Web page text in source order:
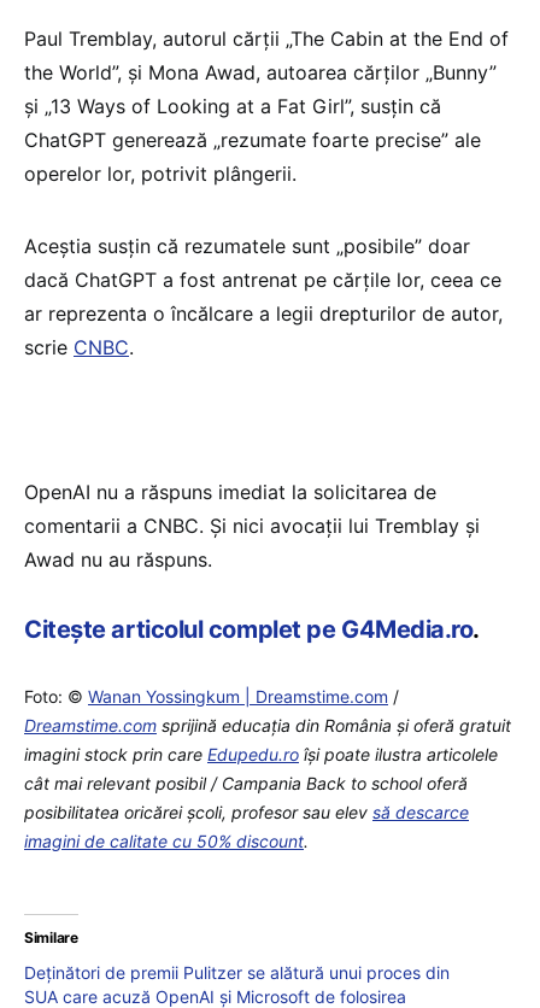
Paul Tremblay, autorul cărții „The Cabin at the End of
the World”, și Mona Awad, autoarea cărților „Bunny”
și „13 Ways of Looking at a Fat Girl”, susțin că
ChatGPT generează „rezumate foarte precise” ale
operelor lor, potrivit plângerii.
Aceștia susțin că rezumatele sunt „posibile” doar
dacă ChatGPT a fost antrenat pe cărțile lor, ceea ce
ar reprezenta o încălcare a legii drepturilor de autor,
scrie CNBC.
OpenAI nu a răspuns imediat la solicitarea de
comentarii a CNBC. Și nici avocații lui Tremblay și
Awad nu au răspuns.
Citește articolul complet pe G4Media.ro.
Foto: © Wanan Yossingkum | Dreamstime.com /
Dreamstime.com sprijină educaţia din România şi oferă gratuit
imagini stock prin care Edupedu.ro îşi poate ilustra articolele
cât mai relevant posibil / Campania Back to school oferă
posibilitatea oricărei școli, profesor sau elev să descarce
imagini de calitate cu 50% discount.
Similare
Deţinători de premii Pulitzer se alătură unui proces din
SUA care acuză OpenAI şi Microsoft de folosirea